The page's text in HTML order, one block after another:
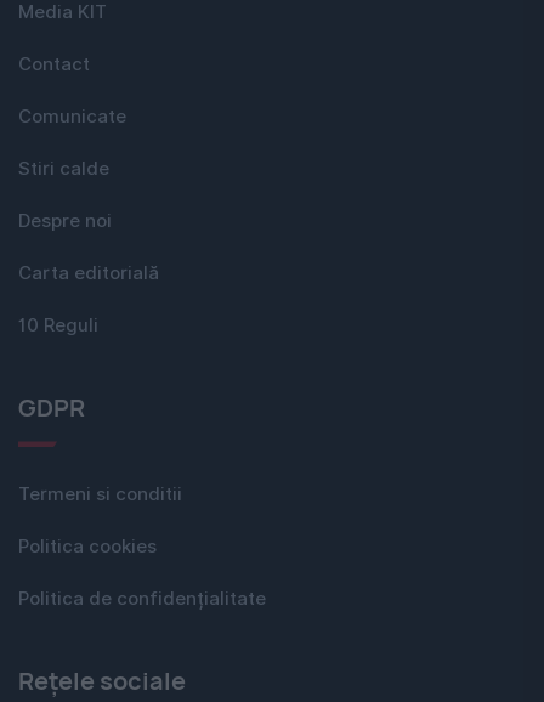
Media KIT
Contact
Comunicate
Stiri calde
Despre noi
Carta editorială
10 Reguli
GDPR
Termeni si conditii
Politica cookies
Politica de confidențialitate
Rețele sociale